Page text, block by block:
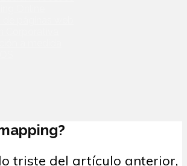
triste del artículo anterior,